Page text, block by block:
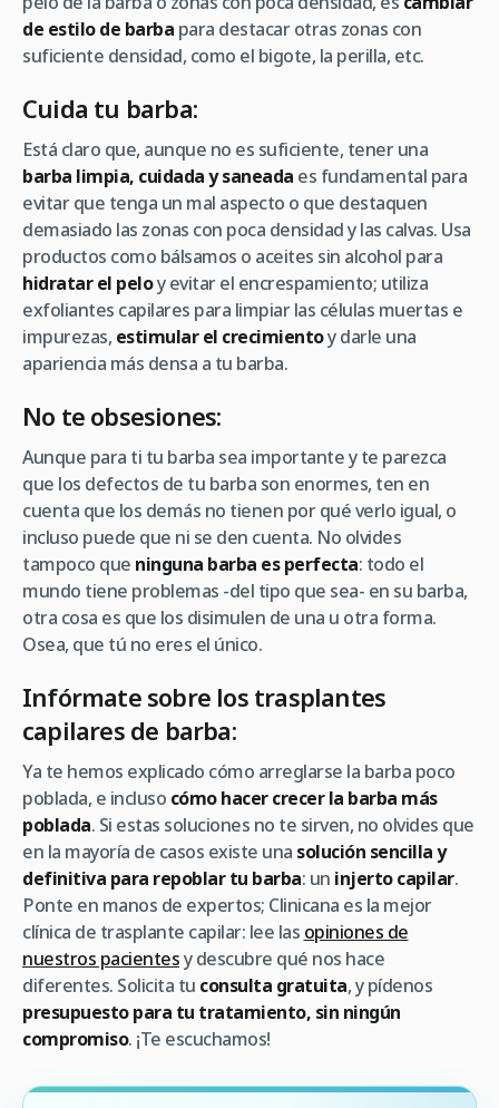
de estilo de barba para destacar otras zonas con
suficiente densidad, como el bigote, la perilla, etc.
Cuida tu barba:
Está claro que, aunque no es suficiente, tener una
barba limpia, cuidada y saneada es fundamental para
evitar que tenga un mal aspecto o que destaquen
demasiado las zonas con poca densidad y las calvas. Usa
productos como bálsamos o aceites sin alcohol para
hidratar el peloy evitar el encrespamiento; utiliza
exfoliantes capilares para limpiar las células muertas e
impurezas, estimular el crecimientoy darle una
apariencia más densa a tu barba.
No te obsesiones:
Aunque para ti tu barba sea importante y te parezca
que los defectos de tu barba son enormes, ten en
cuenta que los demás no tienen por qué verlo igual, o
incluso puede que ni se den cuenta. No olvides
tampoco que ninguna barba es perfecta: todo el
mundo tiene problemas -del tipo que sea- en su barba,
otra cosa es que los disimulen de una u otra forma.
Osea, que tú no eres el único.
Infórmate sobre los trasplantes
capilares de barba:
Ya te hemos explicado cómo arreglarse la barba poco
poblada, e incluso cómo hacer crecer la barba más
poblada. Si estas soluciones no te sirven, no olvides que
en la mayoría de casos existe una solución sencilla y
definitiva para repoblar tu barba: un injerto capilar.
Ponte en manos de expertos; Clinicana es la mejor
clínica de trasplante capilar: lee las opiniones de
nuestros pacientesy descubre qué nos hace
diferentes. Solicita tu consulta gratuita, y pídenos
presupuesto para tu tratamiento, sin ningún
compromiso. ¡Te escuchamos!